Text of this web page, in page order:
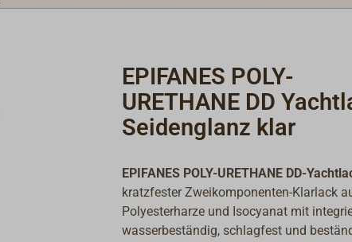
EPIFANES POLY-
URETHANE DD
Seidenglanz klar
EPIFANES POLY-URETHANE DD-
kratzfester Zweikomponenten-Klarlack
Polyesterharze und Isocyanat mit
wasserbeständig, schlagfest und